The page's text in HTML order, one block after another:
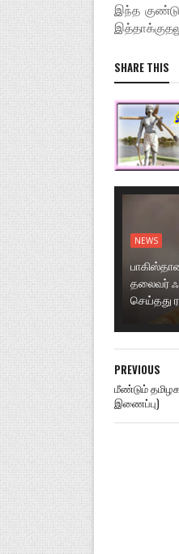
இந்த
SHARE THIS
NEWS
தலைவர்
செய்தது
PREVIOUS
மீண்டும்
இணைப்பு)